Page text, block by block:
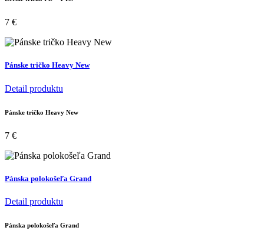
7 €
Pánske tričko Heavy New
Detail produktu
Pánske tričko Heavy New
7 €
Pánska polokošeľa Grand
Detail produktu
Pánska polokošeľa Grand